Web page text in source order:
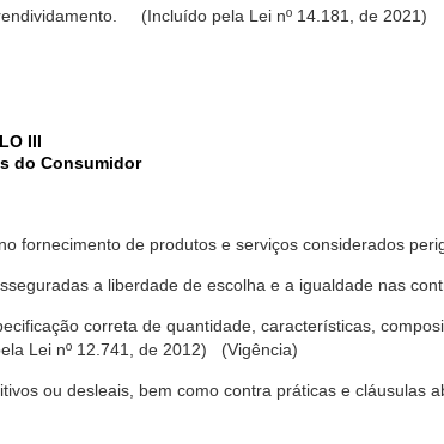
(Incluído pela Lei nº 14.181, de 2021)
III
do Consumidor
fornecimento de produtos e serviços considerados
a liberdade de escolha e a igualdade nas
correta de quantidade, características,
Lei nº 12.741, de 2012) (Vigência)
ou desleais, bem como contra práticas e cláusulas